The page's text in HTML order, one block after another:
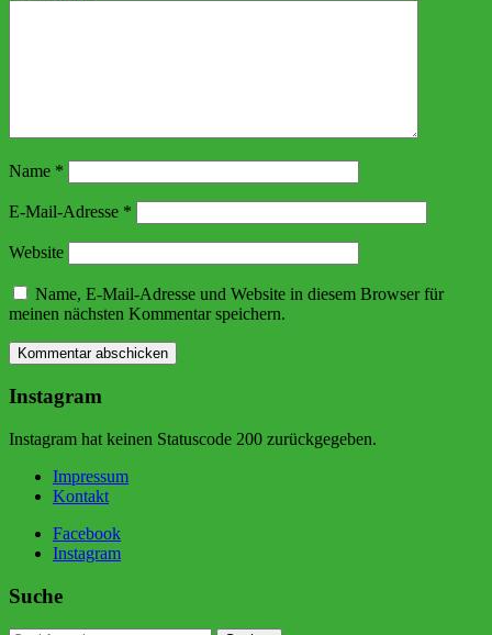
Name *
E-Mail-Adresse *
Website
Name, E-Mail-Adresse und Website in diesem Browser für
meinen nächsten Kommentar speichern.
Instagram
Instagram hat keinen Statuscode 200 zurückgegeben.
Impressum
Kontakt
Facebook
Instagram
Suche